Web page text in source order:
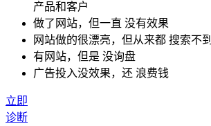
产品和客户
做了网站，但一直 没有效果
网站做的很漂亮，但从来都 搜索不到
有网站，但是 没询盘
广告投入没效果，还 浪费钱
立即
诊断